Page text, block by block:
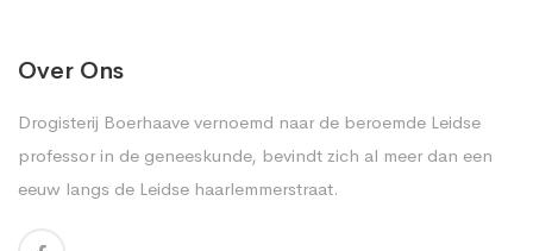
Over Ons
Drogisterij Boerhaave vernoemd naar de beroemde Leidse
professor in de geneeskunde, bevindt zich al meer dan een
eeuw langs de Leidse haarlemmerstraat.